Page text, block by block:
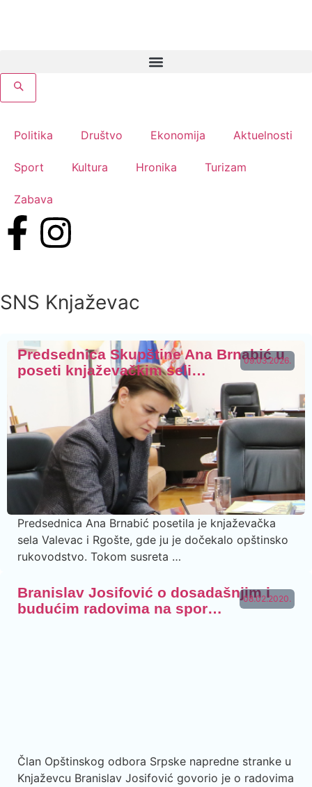
Politika Društvo Ekonomija Aktuelnosti
Sport Kultura Hronika Turizam
Zabava
SNS Knjaževac
09.03.2026.
Predsednica Skupštine Ana Brnabić u
poseti knjaževačkim seli…
Predsednica Ana Brnabić posetila je knjaževačka
sela Valevac i Rgošte, gde ju je dočekalo opštinsko
rukovodstvo. Tokom susreta …
08.02.2020.
Branislav Josifović o dosadašnjim i
budućim radovima na spor…
Član Opštinskog odbora Srpske napredne stranke u
Knjaževcu Branislav Josifović govorio je o radovima